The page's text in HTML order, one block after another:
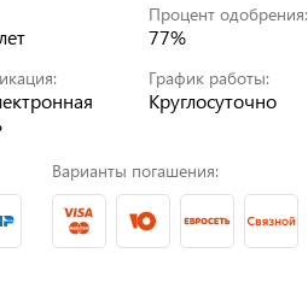
Процент одобрения:
77%
График работы:
Круглосуточно
Варианты погашения: